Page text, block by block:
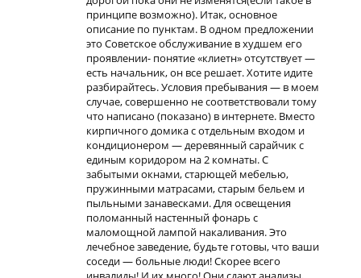
принципе возможно). Итак, основное
описание по пунктам. В одном предложении
это Советское обслуживание в худшем его
проявлении- понятие «клиетн» отсутствует —
есть начальник, он все решает. Хотите идите
разбирайтесь. Условия пребывания — в моем
случае, совершенно не соответствовали тому
что написано (показано) в интернете. Вместо
кирпичного домика с отдельным входом и
кондиционером — деревянный сарайчик с
единым коридором на 2 комнаты. С
забытыми окнами, старющей мебелью,
пружинными матрасами, старым бельем и
пыльными занавесками. Для освещения
поломанный настенный фонарь с
маломощной лампой накаливания. Это
лечебное заведение, будьте готовы, что ваши
соседи — больные люди! Скорее всего